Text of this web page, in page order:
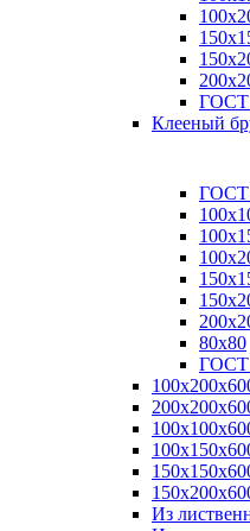
ГОСТ
Клееный
ГОСТ
80х80
ГОСТ
Из